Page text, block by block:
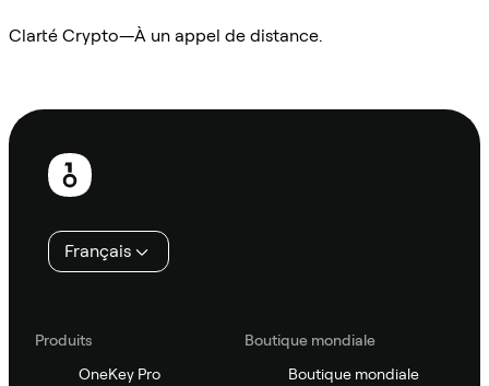
Clarté Crypto—À un appel de distance.
Pied
page
Français
Produits
OneKey Pro
Boutique mondiale
Boutique mondiale